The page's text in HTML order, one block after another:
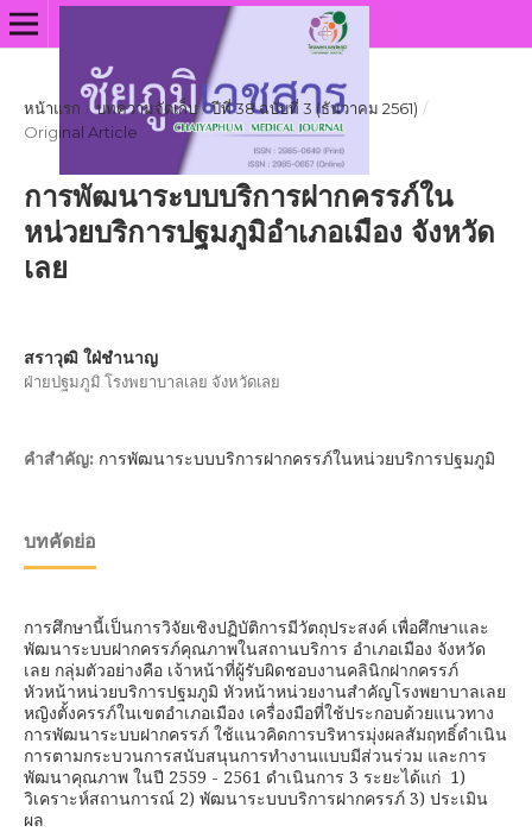
หน้าแรก / บทความจัดเก็บ / ปีที่ 38 ฉบับที่ 3 (ธันวาคม 2561) /
Original Article
การพัฒนาระบบบริการฝากครรภ์ใน
หน่วยบริการปฐมภูมิอำเภอเมือง จังหวัด
เลย
สราวุฒิ ใฝ่ชำนาญ
ฝ่ายปฐมภูมิ โรงพยาบาลเลย จังหวัดเลย
คำสำคัญ: การพัฒนาระบบบริการฝากครรภ์ในหน่วยบริการปฐมภูมิ
บทคัดย่อ
การศึกษานี้เป็นการวิจัยเชิงปฏิบัติการมีวัตถุประสงค์ เพื่อศึกษาและ
พัฒนาระบบฝากครรภ์คุณภาพในสถานบริการ อำเภอเมือง จังหวัด
เลย กลุ่มตัวอย่างคือ เจ้าหน้าที่ผู้รับผิดชอบงานคลินิกฝากครรภ์
หัวหน้าหน่วยบริการปฐมภูมิ หัวหน้าหน่วยงานสำคัญโรงพยาบาลเลย
หญิงตั้งครรภ์ในเขตอำเภอเมือง เครื่องมือที่ใช้ประกอบด้วยแนวทาง
การพัฒนาระบบฝากครรภ์ ใช้แนวคิดการบริหารมุ่งผลสัมฤทธิ์ดำเนิน
การตามกระบวนการสนับสนุนการทำงานแบบมีส่วนร่วม และการ
พัฒนาคุณภาพ ในปี 2559 - 2561 ดำเนินการ 3 ระยะได้แก่ 1)
วิเคราะห์สถานการณ์ 2) พัฒนาระบบบริการฝากครรภ์ 3) ประเมิน
ผล